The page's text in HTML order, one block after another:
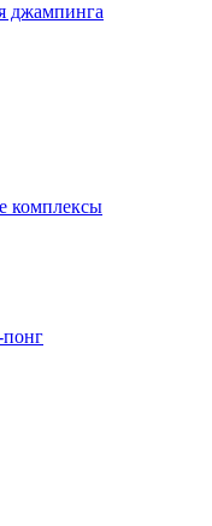
джампинга
комплексы